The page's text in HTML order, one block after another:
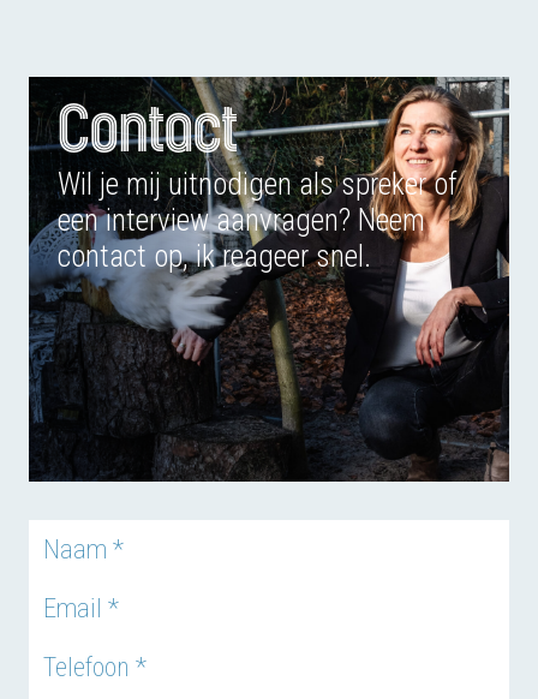
Contact
Wil je mij uitnodigen als spreker of
een interview aanvragen? Neem
contact op, ik reageer snel.